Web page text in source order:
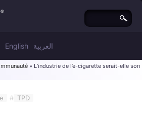
English العربية
» L’industrie de l’e-cigarette serait-elle son
# TPD